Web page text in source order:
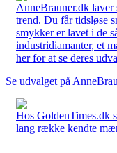
AnneBrauner.dk laver
trend. Du får tidsløse
smykker er lavet i de
industridiamanter, et
her for at se deres
Se udvalget på
Hos GoldenTimes.dk
lang række kendte